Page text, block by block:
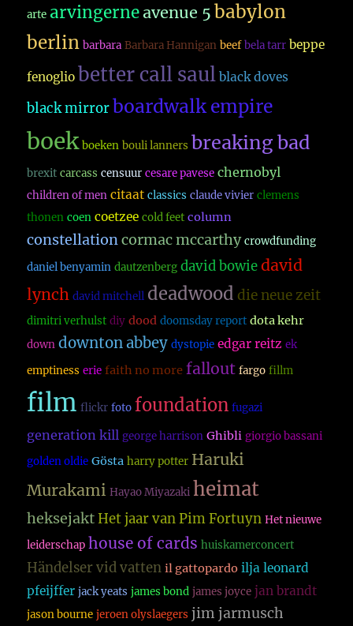
arte arvingerne avenue 5 babylon
berlin barbara Barbara Hannigan beef bela tarr beppe
fenoglio better call saul black doves
black mirror boardwalk empire
boek boeken bouli lanners breaking bad
brexit carcass censuur cesare pavese chernobyl
children of men citaat classics claude vivier clemens
thonen coen coetzee cold feet column
constellationcormac mccarthy crowdfunding
daniel benyamin dautzenberg david bowie david
lynch david mitchell deadwood die neue zeit
dimitri verhulst diy dood doomsday report dota kehr
down downton abbey dystopie edgar reitz ek
emptiness erie faith no more fallout fargo fillm
film flickr foto foundation fugazi
generation kill george harrison Ghibli giorgio bassani
golden oldie Gösta harry potter Haruki
Murakami Hayao Miyazaki heimat
heksejakt Het jaar van Pim Fortuyn Het nieuwe
leiderschap house of cards huiskamerconcert
Händelser vid vatten il gattopardo ilja leonard
pfeijffer jack yeats james bond james joyce jan brandt
jason bourne jeroen olyslaegers jim jarmusch